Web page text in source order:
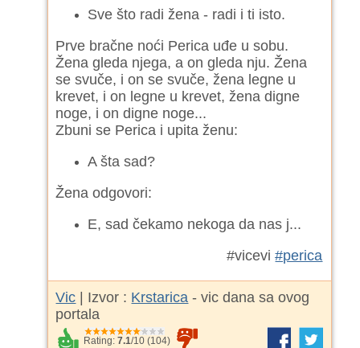
Sve što radi žena - radi i ti isto.
Prve bračne noći Perica uđe u sobu.
Žena gleda njega, a on gleda nju. Žena
se svuče, i on se svuče, žena legne u
krevet, i on legne u krevet, žena digne
noge, i on digne noge...
Zbuni se Perica i upita ženu:
A šta sad?
Žena odgovori:
E, sad čekamo nekoga da nas j...
#vicevi#perica
Vic | Izvor : Krstarica - vic dana sa ovog
portala
Rating:7.1/10 (104)